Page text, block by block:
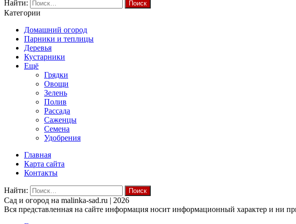
Найти:
Категории
Домашний огород
Парники и теплицы
Деревья
Кустарники
Ещё
Грядки
Овощи
Зелень
Полив
Рассада
Саженцы
Семена
Удобрения
Главная
Карта сайта
Контакты
Найти:
Cад и огород на malinka-sad.ru | 2026
Вся представленная на сайте информация носит информационный характер и ни